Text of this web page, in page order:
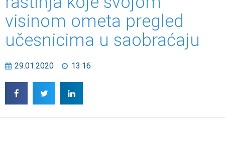
visinom ometa pregled
učesnicima u saobraćaju
29.01.2020 13:16